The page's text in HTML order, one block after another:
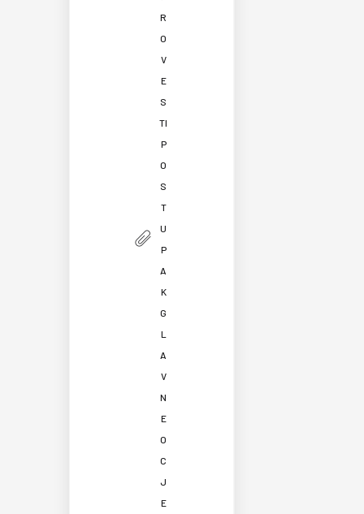
R
O
V
E
S
TI
P
O
S
T
U
P
A
K
G
L
A
V
N
E
O
C
J
E